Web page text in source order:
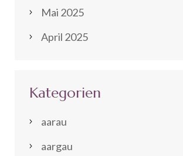
Mai 2025
April 2025
Kategorien
aarau
aargau